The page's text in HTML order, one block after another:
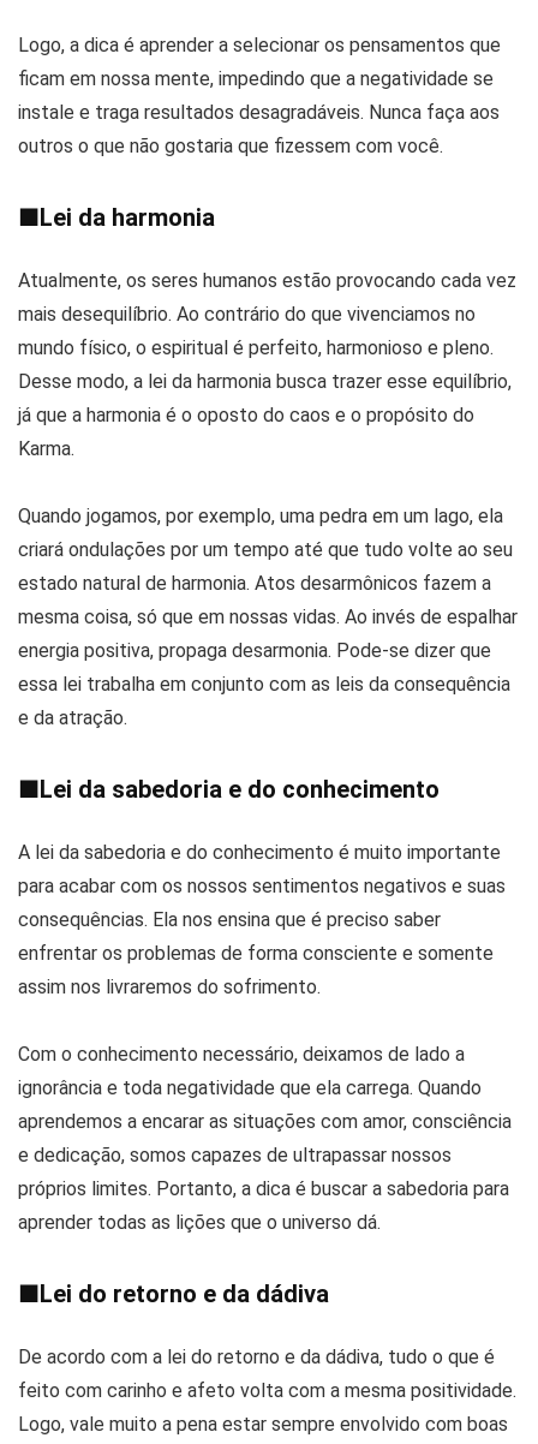
Logo, a dica é aprender a selecionar os pensamentos que
ficam em nossa mente, impedindo que a negatividade se
instale e traga resultados desagradáveis. Nunca faça aos
outros o que não gostaria que fizessem com você.
■Lei da harmonia
Atualmente, os seres humanos estão provocando cada vez
mais desequilíbrio. Ao contrário do que vivenciamos no
mundo físico, o espiritual é perfeito, harmonioso e pleno.
Desse modo, a lei da harmonia busca trazer esse equilíbrio,
já que a harmonia é o oposto do caos e o propósito do
Karma.
Quando jogamos, por exemplo, uma pedra em um lago, ela
criará ondulações por um tempo até que tudo volte ao seu
estado natural de harmonia. Atos desarmônicos fazem a
mesma coisa, só que em nossas vidas. Ao invés de espalhar
energia positiva, propaga desarmonia. Pode-se dizer que
essa lei trabalha em conjunto com as leis da consequência
e da atração.
■Lei da sabedoria e do conhecimento
A lei da sabedoria e do conhecimento é muito importante
para acabar com os nossos sentimentos negativos e suas
consequências. Ela nos ensina que é preciso saber
enfrentar os problemas de forma consciente e somente
assim nos livraremos do sofrimento.
Com o conhecimento necessário, deixamos de lado a
ignorância e toda negatividade que ela carrega. Quando
aprendemos a encarar as situações com amor, consciência
e dedicação, somos capazes de ultrapassar nossos
próprios limites. Portanto, a dica é buscar a sabedoria para
aprender todas as lições que o universo dá.
■Lei do retorno e da dádiva
De acordo com a lei do retorno e da dádiva, tudo o que é
feito com carinho e afeto volta com a mesma positividade.
Logo, vale muito a pena estar sempre envolvido com boas